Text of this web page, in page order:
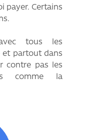
payer. Certains
tous les
et partout dans
contre pas les
comme la